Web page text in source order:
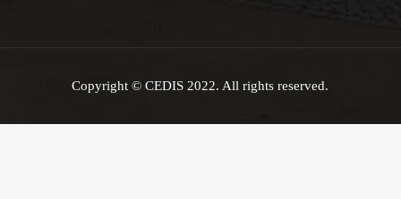
Copyright © CEDIS 2022. All rights reserved.